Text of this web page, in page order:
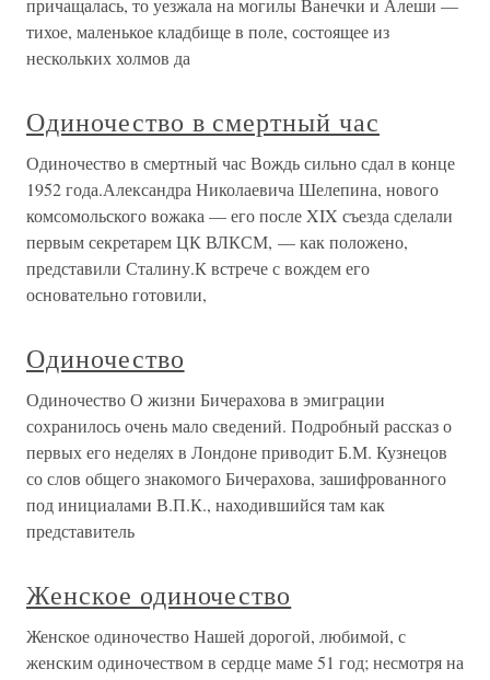
причащалась, то уезжала на могилы Ванечки и Алеши —
тихое, маленькое кладбище в поле, состоящее из
нескольких холмов да
Одиночество в смертный час
Одиночество в смертный час Вождь сильно сдал в конце
1952 года.Александра Николаевича Шелепина, нового
комсомольского вожака — его после XIX съезда сделали
первым секретарем ЦК ВЛКСМ, — как положено,
представили Сталину.К встрече с вождем его
основательно готовили,
Одиночество
Одиночество О жизни Бичерахова в эмиграции
сохранилось очень мало сведений. Подробный рассказ о
первых его неделях в Лондоне приводит Б.М. Кузнецов
со слов общего знакомого Бичерахова, зашифрованного
под инициалами В.П.К., находившийся там как
представитель
Женское одиночество
Женское одиночество Нашей дорогой, любимой, с
женским одиночеством в сердце маме 51 год; несмотря на